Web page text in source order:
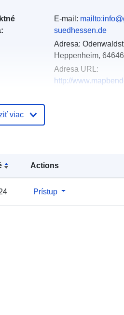
Actions
Prístup
E-mail:
suedhessen.de
Adresa:
Heppenheim,
Adresa URL:
http://
Súradnice:
], [ 8.469732, 50.122214 ], [
8.469732, 50.055809 ], [ 8.358041,
viac